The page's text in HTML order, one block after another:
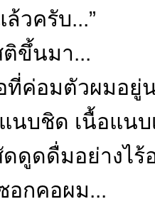
ครับ...”
นมา...
มตัวผมอยู่น
แนบชิด เนื้อแน
ดูดดื่มอย่างไ
กคอผม...